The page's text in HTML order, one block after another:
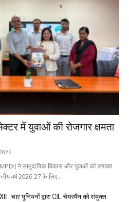
में युवाओं की रोजगार क्षमता
ने सामुदायिक विकास और युवाओं को सशक्त
वर्ष 2026-27 के लिए...
: चार यूनियनों द्वारा CIL चेयरमैन को संयुक्त